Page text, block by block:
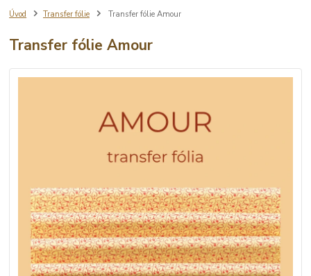
Úvod Transfer fólie Transfer fólie Amour
Transfer fólie Amour